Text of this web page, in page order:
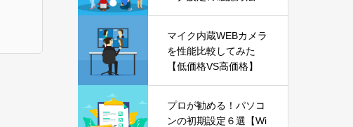
マイク内蔵WEBカメラ
を性能比較してみた
【低価格VS高価格】
プロが勧める！パソコ
ンの初期設定６選【Wi